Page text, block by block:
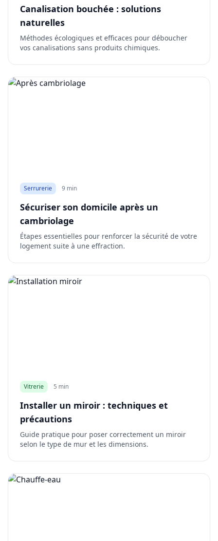
Canalisation bouchée : solutions
naturelles
Méthodes écologiques et efficaces pour déboucher
vos canalisations sans produits chimiques.
Serrurerie 9 min
Sécuriser son domicile après un
cambriolage
Étapes essentielles pour renforcer la sécurité de votre
logement suite à une effraction.
Vitrerie 5 min
Installer un miroir : techniques et
précautions
Guide pratique pour poser correctement un miroir
selon le type de mur et les dimensions.